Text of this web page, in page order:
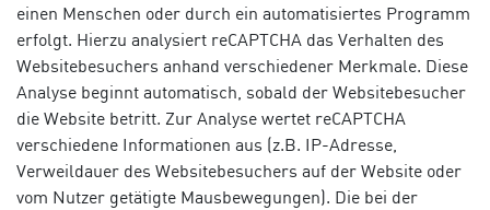
einen Menschen oder durch ein automatisiertes Programm
erfolgt. Hierzu analysiert reCAPTCHA das Verhalten des
Websitebesuchers anhand verschiedener Merkmale. Diese
Analyse beginnt automatisch, sobald der Websitebesucher
die Website betritt. Zur Analyse wertet reCAPTCHA
verschiedene Informationen aus (z.B. IP-Adresse,
Verweildauer des Websitebesuchers auf der Website oder
vom Nutzer getätigte Mausbewegungen). Die bei der